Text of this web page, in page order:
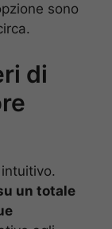
sono
di
un totale